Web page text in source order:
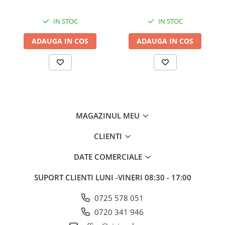
IN STOC
ADAUGA IN COS
IN STOC
ADAUGA IN COS
MAGAZINUL MEU
CLIENTI
DATE COMERCIALE
SUPORT CLIENTI LUNI -VINERI 08:30 - 17:00
0725 578 051
0720 341 946